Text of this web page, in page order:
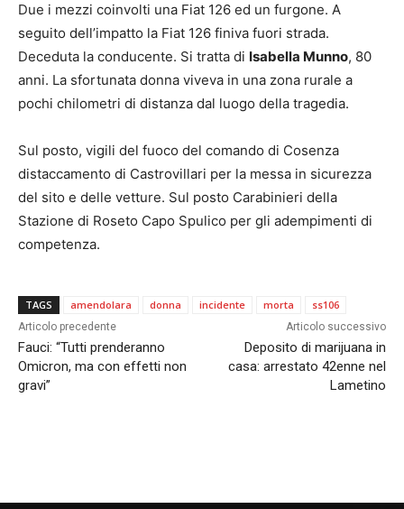
Due i mezzi coinvolti una Fiat 126 ed un furgone. A
seguito dell’impatto la Fiat 126 finiva fuori strada.
Deceduta la conducente. Si tratta di Isabella Munno, 80
anni. La sfortunata donna viveva in una zona rurale a
pochi chilometri di distanza dal luogo della tragedia.
Sul posto, vigili del fuoco del comando di Cosenza
distaccamento di Castrovillari per la messa in sicurezza
del sito e delle vetture. Sul posto Carabinieri della
Stazione di Roseto Capo Spulico per gli adempimenti di
competenza.
TAGS amendolara donna incidente morta ss106
Articolo precedente
Fauci: “Tutti prenderanno
Omicron, ma con effetti non
gravi”
Articolo successivo
Deposito di marijuana in
casa: arrestato 42enne nel
Lametino